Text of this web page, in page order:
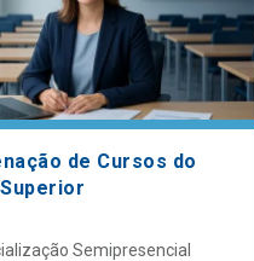
de Cursos do
Semipresencial